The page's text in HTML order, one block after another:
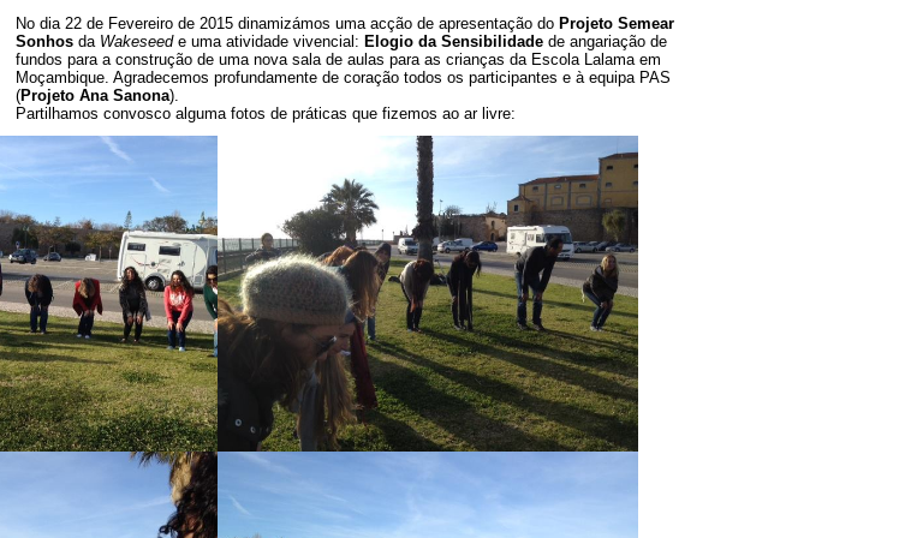
PESSOAL
TERAPIA PRÂNICA ® e
PSICOTERAPIA PRANICA ®
MASSAGEM AYURVÉDICA
WORKSHOPS DE
TERAPÊUTICAS
PORTAL DA VISÃO
CLÍNICA SOCIAL
Curso iniciação â Meditação
Festival MAYOM
Sobre Carlos Poço
JARDINS TERAPÊUTICOS
CÍRCULOS DE SEMENTES
Sobre Frederica Teixeira e
Pepa Bernardes
FINANCIAMENTO SOCIAL,
ÉTICO E ALTERNATIVO
FLORESCIMENTO HUMANO
E ORGANIZACIONAL
Sobre Emídio Ferra
No dia 22 de Fevereiro de 2015 dinamizámos uma acção de apresentação do Projeto Semear
Sonhos da Wakeseede uma atividade vivencial: Elogio da Sensibilidade de angariação de
fundos para a construção de uma nova sala de aulas para as crianças da Escola Lalama em
Moçambique. Agradecemos profundamente de coração todos os participantes e à equipa PAS
(Projeto Ana Sanona).
Partilhamos convosco alguma fotos de práticas que fizemos ao ar livre: